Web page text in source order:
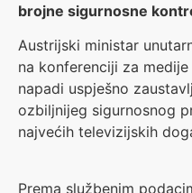
brojne sigurnosne
Austrijski ministar
na konferenciji za
napadi uspješno
ozbiljnijeg sigurnosnog
najvećih televizijskih
Prema službenim